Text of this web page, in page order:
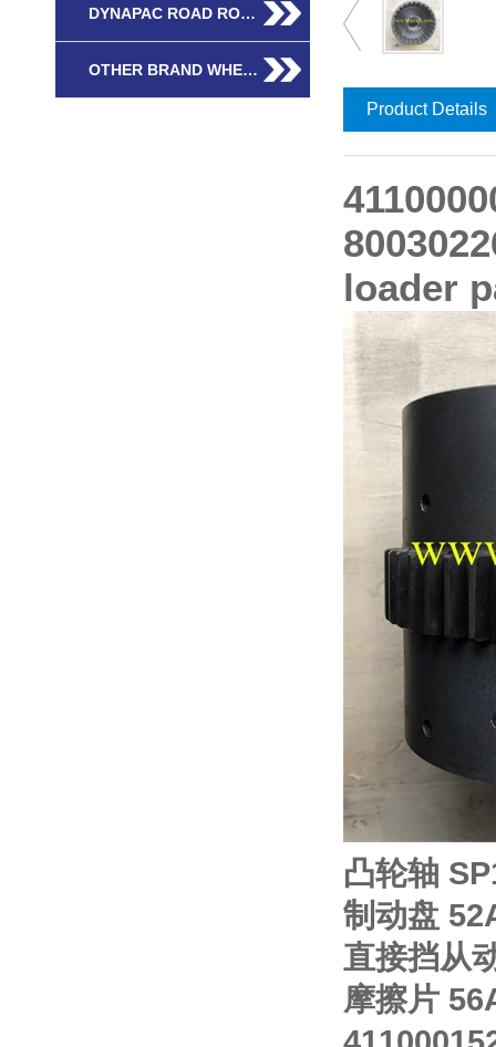
DYNAPAC ROAD RO…
OTHER BRAND WHE…
Product Details
loader
凸轮轴
制动盘
直接挡从
摩擦片